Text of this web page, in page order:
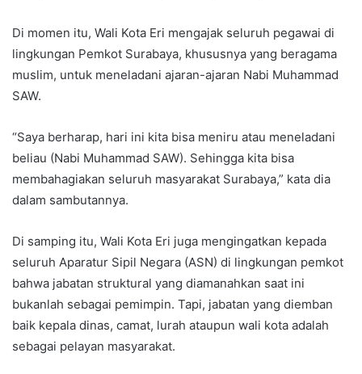
Di momen itu, Wali Kota Eri mengajak seluruh pegawai di
lingkungan Pemkot Surabaya, khususnya yang beragama
muslim, untuk meneladani ajaran-ajaran Nabi Muhammad
SAW.
“Saya berharap, hari ini kita bisa meniru atau meneladani
beliau (Nabi Muhammad SAW). Sehingga kita bisa
membahagiakan seluruh masyarakat Surabaya,” kata dia
dalam sambutannya.
Di samping itu, Wali Kota Eri juga mengingatkan kepada
seluruh Aparatur Sipil Negara (ASN) di lingkungan pemkot
bahwa jabatan struktural yang diamanahkan saat ini
bukanlah sebagai pemimpin. Tapi, jabatan yang diemban
baik kepala dinas, camat, lurah ataupun wali kota adalah
sebagai pelayan masyarakat.